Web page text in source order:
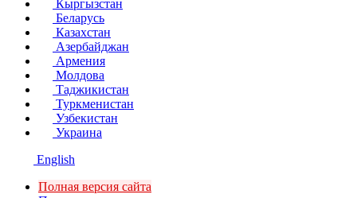
Кыргызстан
Беларусь
Казахстан
Азербайджан
Армения
Молдова
Таджикистан
Туркменистан
Узбекистан
Украина
English
Полная версия сайта